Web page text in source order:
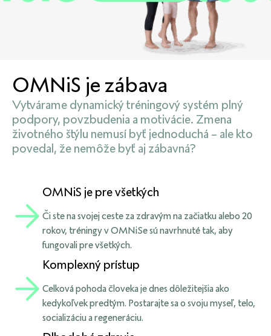
OMNiS je zábava
Vytvárame dynamický tréningový systém plný
podpory, povzbudenia a motivácie. Zmena
životného štýlu nemusí byť jednoduchá – ale kto
povedal, že nemôže byť aj zábavná?
OMNiS je pre všetkých
Či ste na svojej ceste za zdravým na začiatku alebo 20
rokov, tréningy v OMNiSe sú navrhnuté tak, aby
fungovali pre všetkých.
Komplexný prístup
Celková pohoda človeka je dnes dôležitejšia ako
kedykoľvek predtým. Postarajte sa o svoju myseľ, telo,
socializáciu a regeneráciu.